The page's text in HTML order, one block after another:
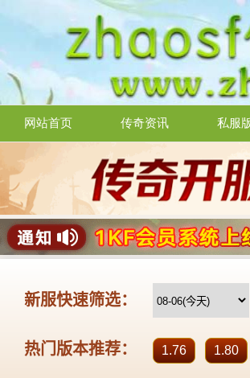
网站首页 传奇资讯 私服